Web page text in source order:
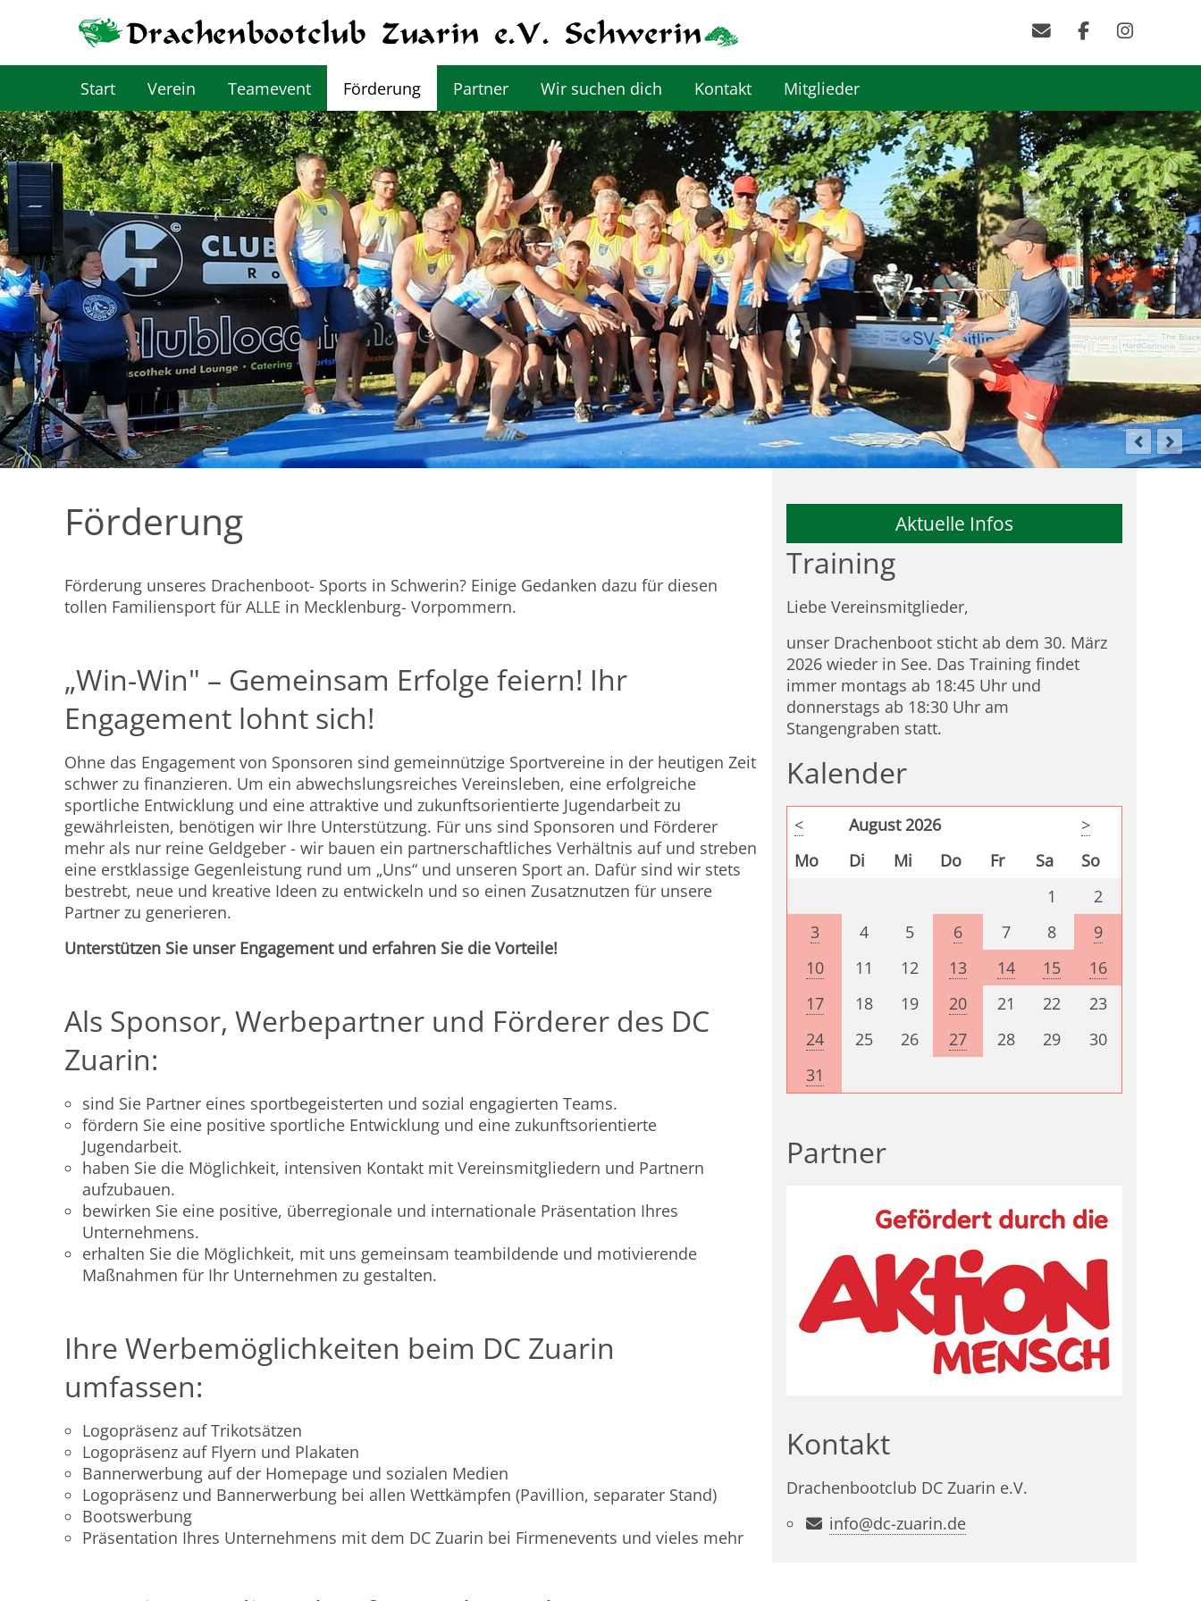
Start Verein Teamevent Förderung Partner Wir suchen dich Kontakt Mitglieder
Förderung
Förderung unseres Drachenboot- Sports in Schwerin? Einige Gedanken dazu für diesen
tollen Familiensport für ALLE in Mecklenburg- Vorpommern.
„Win-Win" – Gemeinsam Erfolge feiern! Ihr
Engagement lohnt sich!
Ohne das Engagement von Sponsoren sind gemeinnützige Sportvereine in der heutigen Zeit
schwer zu finanzieren. Um ein abwechslungsreiches Vereinsleben, eine erfolgreiche
sportliche Entwicklung und eine attraktive und zukunftsorientierte Jugendarbeit zu
gewährleisten, benötigen wir Ihre Unterstützung. Für uns sind Sponsoren und Förderer
mehr als nur reine Geldgeber - wir bauen ein partnerschaftliches Verhältnis auf und streben
eine erstklassige Gegenleistung rund um „Uns“ und unseren Sport an. Dafür sind wir stets
bestrebt, neue und kreative Ideen zu entwickeln und so einen Zusatznutzen für unsere
Partner zu generieren.
Unterstützen Sie unser Engagement und erfahren Sie die Vorteile!
Als Sponsor, Werbepartner und Förderer des DC
Zuarin:
sind Sie Partner eines sportbegeisterten und sozial engagierten Teams.
fördern Sie eine positive sportliche Entwicklung und eine zukunftsorientierte
Jugendarbeit.
haben Sie die Möglichkeit, intensiven Kontakt mit Vereinsmitgliedern und Partnern
aufzubauen.
bewirken Sie eine positive, überregionale und internationale Präsentation Ihres
Unternehmens.
erhalten Sie die Möglichkeit, mit uns gemeinsam teambildende und motivierende
Maßnahmen für Ihr Unternehmen zu gestalten.
Ihre Werbemöglichkeiten beim DC Zuarin
umfassen:
Logopräsenz auf Trikotsätzen
Logopräsenz auf Flyern und Plakaten
Bannerwerbung auf der Homepage und sozialen Medien
Logopräsenz und Bannerwerbung bei allen Wettkämpfen (Pavillion, separater Stand)
Bootswerbung
Präsentation Ihres Unternehmens mit dem DC Zuarin bei Firmenevents und vieles mehr
Aktuelle Infos
Training
Liebe Vereinsmitglieder,
unser Drachenboot sticht ab dem 30. März
2026 wieder in See. Das Training findet
immer montags ab 18:45 Uhr und
donnerstags ab 18:30 Uhr am
Stangengraben statt.
Kalender
< August 2026
>
Mo
Di Mi Do Fr Sa
So
1
2
3
4 5 6 7 8
9
10
11 12 13 14 15
16
17
18 19 20 21 22
23
24
25 26 27 28 29
30
31
Partner
Kontakt
Drachenbootclub DC Zuarin e.V.
info@dc-zuarin.de